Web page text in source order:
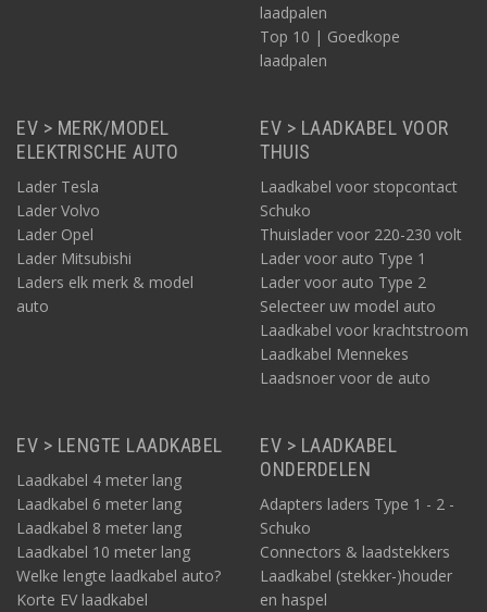
laadpalen
Top 10 | Goedkope
laadpalen
EV > MERK/MODEL
ELEKTRISCHE AUTO
Lader Tesla
Lader Volvo
Lader Opel
Lader Mitsubishi
Laders elk merk & model
auto
EV > LAADKABEL VOOR
THUIS
Laadkabel voor stopcontact
Schuko
Thuislader voor 220-230 volt
Lader voor auto Type 1
Lader voor auto Type 2
Selecteer uw model auto
Laadkabel voor krachtstroom
Laadkabel Mennekes
Laadsnoer voor de auto
EV > LENGTE LAADKABEL
Laadkabel 4 meter lang
Laadkabel 6 meter lang
Laadkabel 8 meter lang
Laadkabel 10 meter lang
Welke lengte laadkabel auto?
Korte EV laadkabel
EV > LAADKABEL
ONDERDELEN
Adapters laders Type 1 - 2 -
Schuko
Connectors & laadstekkers
Laadkabel (stekker-)houder
en haspel